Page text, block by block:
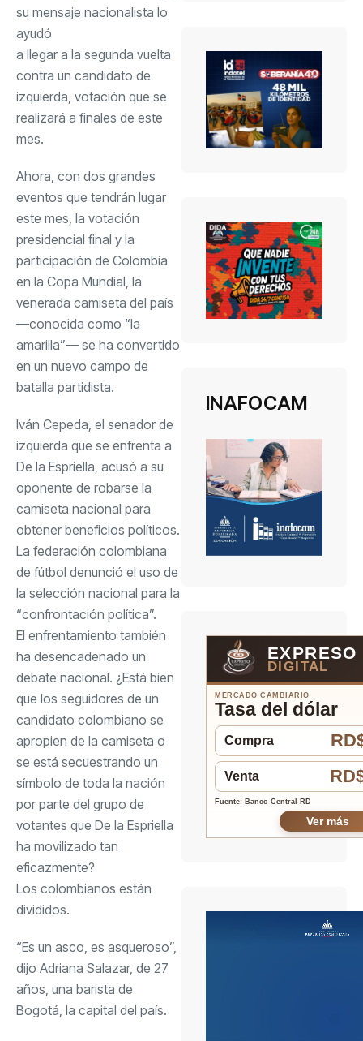
su mensaje nacionalista lo
ayudó
a llegar a la segunda vuelta
contra un candidato de
izquierda, votación que se
realizará a finales de este
mes.
Ahora, con dos grandes
eventos que tendrán lugar
este mes, la votación
presidencial final y la
participación de Colombia
en la Copa Mundial, la
venerada camiseta del país
—conocida como “la
amarilla”— se ha convertido
en un nuevo campo de
batalla partidista.
Iván Cepeda, el senador de
izquierda que se enfrenta a
De la Espriella, acusó a su
oponente de robarse la
camiseta nacional para
obtener beneficios políticos.
La federación colombiana
de fútbol denunció el uso de
la selección nacional para la
“confrontación política”.
El enfrentamiento también
ha desencadenado un
debate nacional. ¿Está bien
que los seguidores de un
candidato colombiano se
apropien de la camiseta o
se está secuestrando un
símbolo de toda la nación
por parte del grupo de
votantes que De la Espriella
ha movilizado tan
eficazmente?
Los colombianos están
divididos.
“Es un asco, es asqueroso”,
dijo Adriana Salazar, de 27
años, una barista de
Bogotá, la capital del país.
INAFOCAM
EXPRESO
DIGITAL
MERCADO CAMBIARIO
Tasa del dólar
Compra
Venta
Fuente: Banco Central RD
Ver más